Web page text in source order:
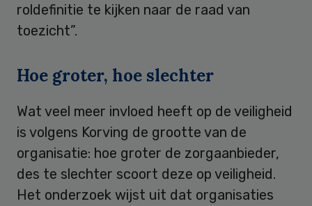
roldefinitie te kijken naar de raad van
toezicht”.
Hoe groter, hoe slechter
Wat veel meer invloed heeft op de veiligheid
is volgens Korving de grootte van de
organisatie: hoe groter de zorgaanbieder,
des te slechter scoort deze op veiligheid.
Het onderzoek wijst uit dat organisaties